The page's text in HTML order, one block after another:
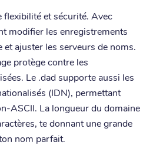
flexibilité et sécurité. Avec
modifier les enregistrements
ajuster les serveurs de noms.
protège contre les
Le .dad supporte aussi les
(IDN), permettant
ASCII. La longueur du domaine
te donnant une grande
nom parfait.